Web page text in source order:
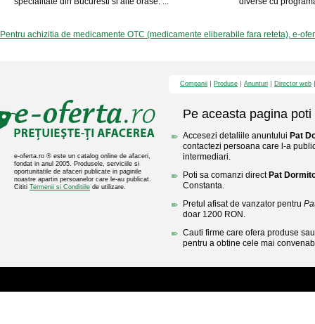
Pentru achizitia de medicamente OTC (medicamente eliberabile fara reteta), e-
e-oferta.ro ® este un catalog online de afaceri,
fondat in anul 2005. Produsele, serviciile si
oportunitatile de afaceri publicate in paginile
noastre apartin persoanelor care le-au publicat.
Cititi Termenii si Conditiile de utilizare.
Companii Produse Anunturi Director web
Pe aceasta pagina poti
Accesezi detaliile anuntului Pat
contactezi persoana care l-a
intermediari.
Poti sa comanzi direct Pat
Constanta.
Pretul afisat de vanzator pentru
doar 1200 RON.
Cauti firme care ofera produse
pentru a obtine cele mai